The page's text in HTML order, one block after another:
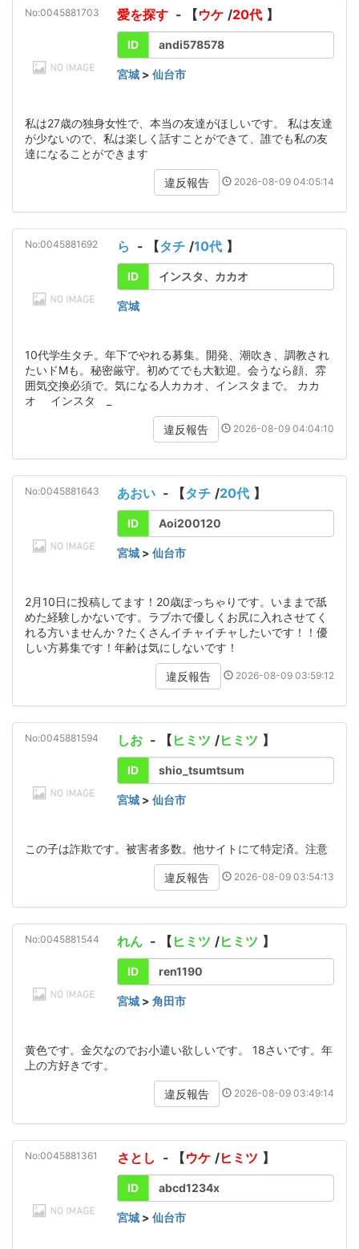
No:0045881703 愛を探す - 【ウケ /20代 】
ID andi578578
宮城 > 仙台市
私は27歳の独身女性で、本当の友達がほしいです。 私は友達
が少ないので、私は楽しく話すことができて、誰でも私の友
達になることができます
違反報告 2026-08-09 04:05:14
No:0045881692 ら - 【タチ /10代 】
ID インスタ、カカオ
宮城
10代学生タチ。年下でやれる募集。開発、潮吹き、調教され
たいドMも。秘密厳守。初めてでも大歓迎。会うなら顔、雰
囲気交換必須で。気になる人カカオ、インスタまで。 カカ
オ インスタ _
違反報告 2026-08-09 04:04:10
No:0045881643 あおい - 【タチ /20代 】
ID Aoi200120
宮城 > 仙台市
2月10日に投稿してます！20歳ぽっちゃりです。いままで舐
めた経験しかないです。ラブホで優しくお尻に入れさせてく
れる方いませんか？たくさんイチャイチャしたいです！！優
しい方募集です！年齢は気にしないです！
違反報告 2026-08-09 03:59:12
No:0045881594 しお - 【 ヒミツ /ヒミツ 】
ID shio_tsumtsum
宮城 > 仙台市
この子は詐欺です。被害者多数。他サイトにて特定済。注意
違反報告 2026-08-09 03:54:13
No:0045881544 れん - 【 ヒミツ /ヒミツ 】
ID ren1190
宮城 > 角田市
黄色です。金欠なのでお小遣い欲しいです。 18さいです。年
上の方好きです。
違反報告 2026-08-09 03:49:14
No:0045881361 さとし - 【ウケ /ヒミツ 】
ID abcd1234x
宮城 > 仙台市